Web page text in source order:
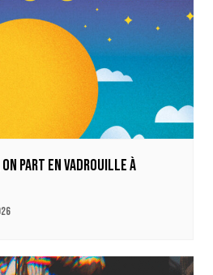
part en Vadrouille à